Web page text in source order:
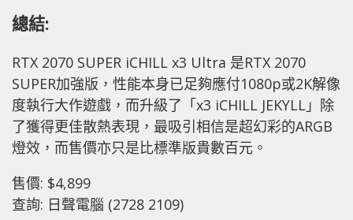
總結:
RTX 2070 SUPER iCHILL x3 Ultra 是RTX 2070
SUPER加強版，性能本身已足夠應付1080p或2K解像
度執行大作遊戲，而升級了「x3 iCHILL JEKYLL」除
了獲得更佳散熱表現，最吸引相信是超幻彩的ARGB
燈效，而售價亦只是比標準版貴數百元。
售價: $4,899
查詢: 日聲電腦 (2728 2109)